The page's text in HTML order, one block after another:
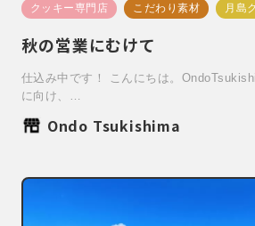
クッキー専門店 こだわり素材 月島
秋の営業にむけて
仕込み中です！ こんにちは。
に向け、…
Ondo Tsukishima